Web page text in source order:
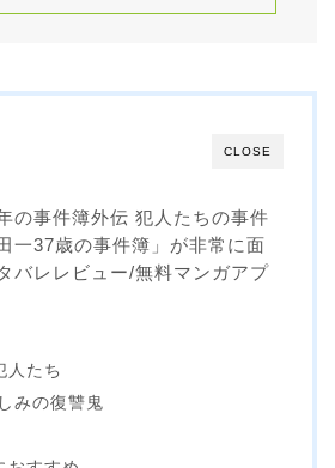
CLOSE
の事件簿外伝 犯人たちの事件
一37歳の事件簿」が非常に面
バレレビュー/無料マンガアプ
人たち
みの復讐鬼